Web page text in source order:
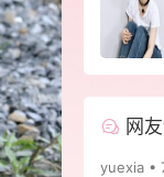
网
yuexia •